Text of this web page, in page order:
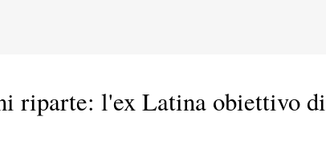
riparte: l'ex Latina obiettivo di